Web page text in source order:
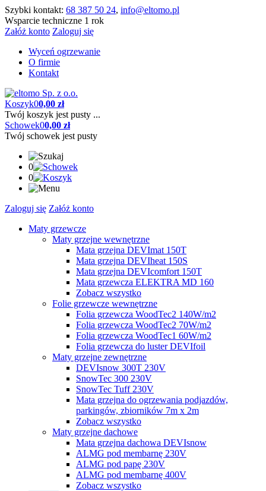
Szybki kontakt: 68 387 50 24, info@eltomo.pl
Wsparcie techniczne 1 rok
Załóż konto Zaloguj się
Wyceń ogrzewanie
O firmie
Kontakt
Koszyk00,00 zł
Twój koszyk jest pusty ...
Schowek00,00 zł
Twój schowek jest pusty
0
0
Zaloguj się Załóż konto
Maty grzewcze
Maty grzejne wewnętrzne
Mata grzejna DEVImat 150T
Mata grzejna DEVIheat 150S
Mata grzejna DEVIcomfort 150T
Mata grzewcza ELEKTRA MD 160
Zobacz wszystko
Folie grzewcze wewnętrzne
Folia grzewcza WoodTec2 140W/m2
Folia grzewcza WoodTec2 70W/m2
Folia grzewcza WoodTec1 60W/m2
Folia grzewcza do luster DEVIfoil
Maty grzejne zewnętrzne
DEVIsnow 300T 230V
SnowTec 300 230V
SnowTec Tuff 230V
Mata grzejna do ogrzewania podjazdów,
parkingów, zbiorników 7m x 2m
Zobacz wszystko
Maty grzejne dachowe
Mata grzejna dachowa DEVIsnow
ALMG pod membarnę 230V
ALMG pod papę 230V
ALMG pod membarnę 400V
Zobacz wszystko